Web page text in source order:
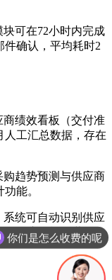
块可在72小时内完成
件确认，平均耗时2
商绩效看板（交付准
人工汇总数据，存在
趋势预测与供应商
能。
系统可自动识别供应
，响应延迟显著。
你们是怎么收费的呢
现在有优惠活动吗